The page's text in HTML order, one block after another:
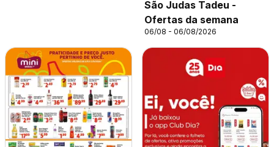
São Judas Tadeu -
Ofertas da semana
06/08 - 06/08/2026